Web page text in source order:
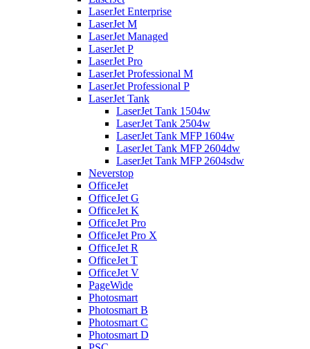
LaserJet Enterprise
LaserJet M
LaserJet Managed
LaserJet P
LaserJet Pro
LaserJet Professional M
LaserJet Professional P
LaserJet Tank
LaserJet Tank 1504w
LaserJet Tank 2504w
LaserJet Tank MFP 1604w
LaserJet Tank MFP 2604dw
LaserJet Tank MFP 2604sdw
Neverstop
OfficeJet
OfficeJet G
OfficeJet K
OfficeJet Pro
OfficeJet Pro X
OfficeJet R
OfficeJet T
OfficeJet V
PageWide
Photosmart
Photosmart B
Photosmart C
Photosmart D